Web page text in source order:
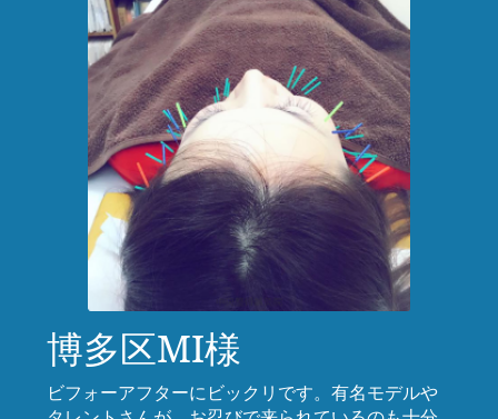
博多区MI様
ビフォーアフターにビックリです。有名モデルや